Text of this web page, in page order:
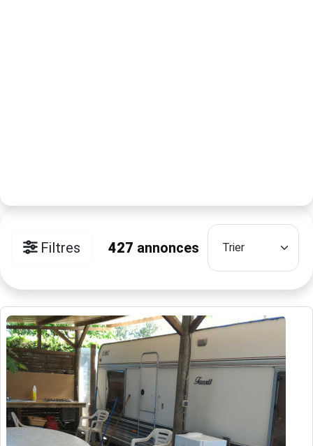
Filtres 427 annonces